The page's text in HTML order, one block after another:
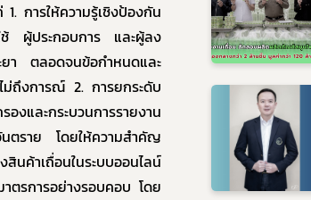
การให้ความรู้เชิงป้องกัน
ช้ ผู้ประกอบการ และผู้ลง
ยา ตลอดจนข้อกำหนดและ
ม่ถึงการณ์ 2. การยกระดับ
งและกระบวนการรายงาน
ตราย โดยให้ความสำคัญ
นค้าเถื่อนในระบบออนไลน์
าตรการอย่างรอบคอบ โดย